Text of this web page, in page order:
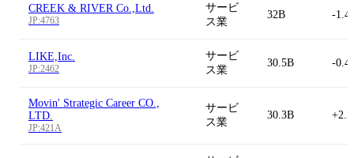
CREEK & RIVER Co.,Ltd.
JP:4763
サービ
ス業
32B -
LIKE,Inc.
JP:2462
サービ
ス業
30.5B -
Movin' Strategic Career CO.,
LTD.
JP:421A
サービ
ス業
30.3B